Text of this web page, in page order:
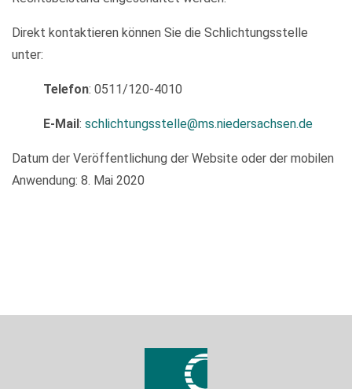
Direkt kontaktieren können Sie die Schlichtungsstelle
unter:
Telefon: 0511/120-4010
E-Mail : schlichtungsstelle@ms.niedersachsen.de
Datum der Veröffentlichung der Website oder der mobilen
Anwendung: 8. Mai 2020